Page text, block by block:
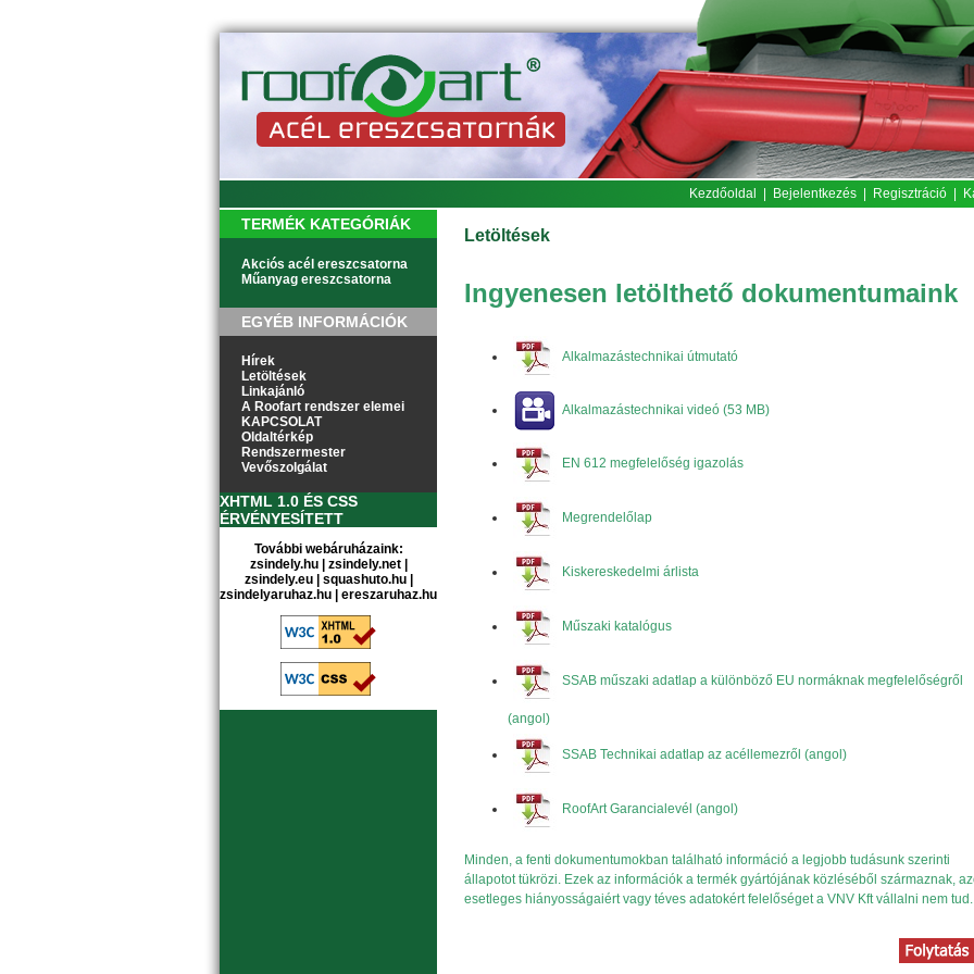
Kezdőoldal Bejelentkezés Regisztráció
TERMÉK KATEGÓRIÁK
Akciós acél ereszcsatorna
Műanyag ereszcsatorna
EGYÉB INFORMÁCIÓK
Hírek
Letöltések
Linkajánló
A Roofart rendszer elemei
KAPCSOLAT
Oldaltérkép
Rendszermester
Vevőszolgálat
XHTML 1.0 ÉS CSS
ÉRVÉNYESÍTETT
További webáruházaink:
zsindely.hu| zsindely.net|
zsindely.eu| squashuto.hu|
zsindelyaruhaz.hu
ereszaruhaz.hu
Letöltések
Ingyenesen letölthető dokumentumaink
Alkalmazástechnikai útmutató
Alkalmazástechnikai videó (53 MB)
EN 612 megfelelőség igazolás
Megrendelőlap
Kiskereskedelmi árlista
Műszaki katalógus
SSAB műszaki adatlap a különböző EU normáknak megfelelőségről
(angol)
SSAB Technikai adatlap az acéllemezről (angol)
RoofArt Garancialevél (angol)
Minden, a fenti dokumentumokban található információ a legjobb tudásunk szerinti
állapotot tükrözi. Ezek az információk a termék gyártójának közléséből származnak,
esetleges hiányosságaiért vagy téves adatokért felelőséget a VNV Kft vállalni nem tud.